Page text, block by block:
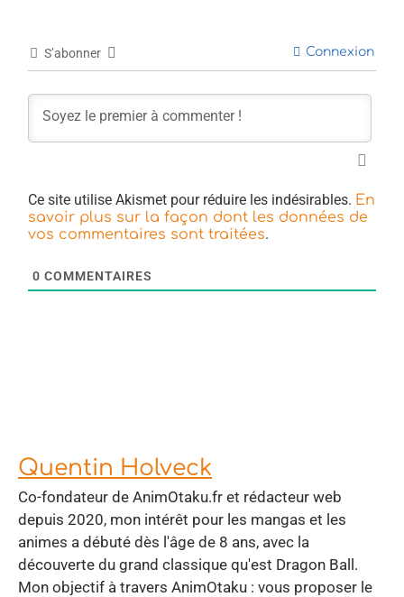
S’abonner Connexion
Ce site utilise Akismet pour réduire les indésirables. En
savoir plus sur la façon dont les données de
vos commentaires sont traitées.
0 COMMENTAIRES
Quentin Holveck
Co-fondateur de AnimOtaku.fr et rédacteur web
depuis 2020, mon intérêt pour les mangas et les
animes a débuté dès l'âge de 8 ans, avec la
découverte du grand classique qu'est Dragon Ball.
Mon objectif à travers AnimOtaku : vous proposer le